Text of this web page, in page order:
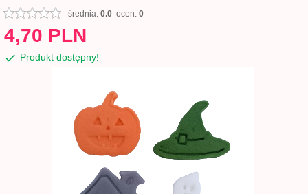
średnia: 0.0 ocen: 0
4,70 PLN
Produkt dostępny!